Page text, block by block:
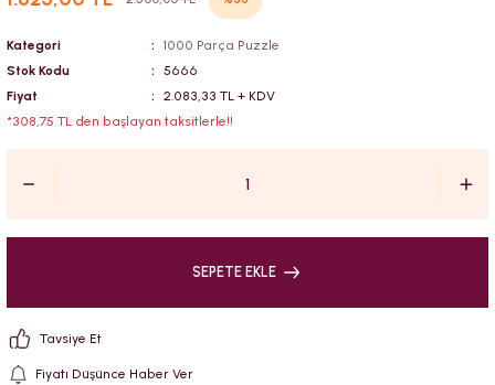
Kategori
1000 Parça Puzzle
Stok Kodu
5666
Fiyat
2.083,33 TL + KDV
*308,75 TL den başlayan taksitlerle!!
SEPETE EKLE
Tavsiye Et
Fiyatı Düşünce Haber Ver